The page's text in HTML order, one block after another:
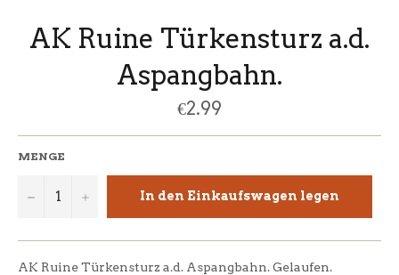
AK Ruine Türkensturz a.d.
Aspangbahn.
Normaler
Preis
€2.99
MENGE
− + In den Einkaufswagen legen
AK Ruine Türkensturz a.d. Aspangbahn. Gelaufen.